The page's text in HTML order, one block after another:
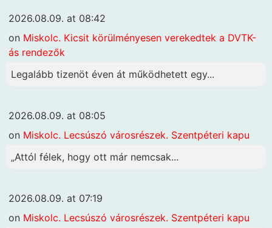
2026.08.09. at 08:42
on Miskolc. Kicsit körülményesen verekedtek a DVTK-
ás rendezők
Legalább tizenöt éven át működhetett egy...
2026.08.09. at 08:05
on Miskolc. Lecsúszó városrészek. Szentpéteri kapu
„Attól félek, hogy ott már nemcsak...
2026.08.09. at 07:19
on Miskolc. Lecsúszó városrészek. Szentpéteri kapu